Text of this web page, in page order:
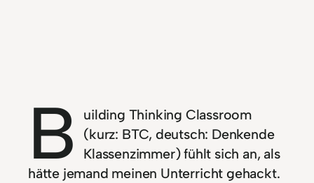
B
uilding Thinking Classroom
(kurz: BTC, deutsch: Denkende
Klassenzimmer) fühlt sich an, als
hätte jemand meinen Unterricht gehackt.